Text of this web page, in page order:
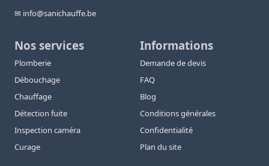
✉ info@sanichauffe.be
Nos services
Plomberie
Débouchage
Chauffage
Détection fuite
Inspection caméra
Curage
Informations
Demande de devis
FAQ
Blog
Conditions générales
Confidentialité
Plan du site